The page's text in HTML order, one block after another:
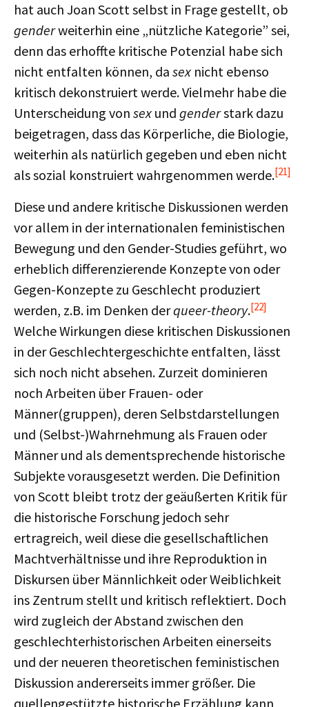
hat auch Joan Scott selbst in Frage gestellt, ob
genderweiterhin eine „nützliche Kategorie” sei,
denn das erhoffte kritische Potenzial habe sich
nicht entfalten können, da sex nicht ebenso
kritisch dekonstruiert werde. Vielmehr habe die
Unterscheidung von sex und genderstark dazu
beigetragen, dass das Körperliche, die Biologie,
weiterhin als natürlich gegeben und eben nicht
als sozial konstruiert wahrgenommen werde.[21]
Diese und andere kritische Diskussionen werden
vor allem in der internationalen feministischen
Bewegung und den Gender-Studies geführt, wo
erheblich differenzierende Konzepte von oder
Gegen-Konzepte zu Geschlecht produziert
werden, z.B. im Denken derqueer-theory.[22]
Welche Wirkungen diese kritischen Diskussionen
in der Geschlechtergeschichte entfalten, lässt
sich noch nicht absehen. Zurzeit dominieren
noch Arbeiten über Frauen- oder
Männer(gruppen), deren Selbstdarstellungen
und (Selbst-)Wahrnehmung als Frauen oder
Männer und als dementsprechende historische
Subjekte vorausgesetzt werden. Die Definition
von Scott bleibt trotz der geäußerten Kritik für
die historische Forschung jedoch sehr
ertragreich, weil diese die gesellschaftlichen
Machtverhältnisse und ihre Reproduktion in
Diskursen über Männlichkeit oder Weiblichkeit
ins Zentrum stellt und kritisch reflektiert. Doch
wird zugleich der Abstand zwischen den
geschlechterhistorischen Arbeiten einerseits
und der neueren theoretischen feministischen
Diskussion andererseits immer größer. Die
quellengestützte historische Erzählung kann